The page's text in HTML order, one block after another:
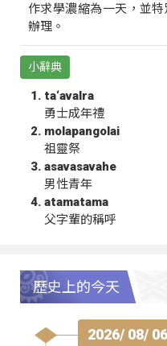
作求學濃縮為一天，並
辦理。
小辭典
ta‘avalra
勇士成年禮
molapangolai
祖靈祭
asavasavahe
男性青年
atamatama
父字輩的稱呼
歷史上的今天
2026/ 08/ 06